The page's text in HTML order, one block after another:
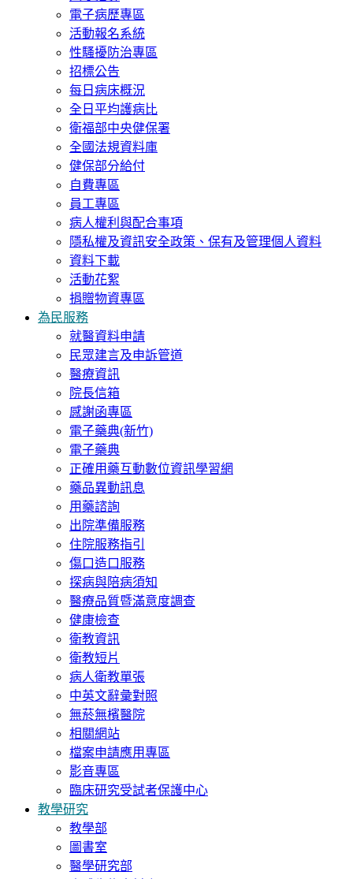
電子病歷專區
活動報名系統
性騷擾防治專區
招標公告
每日病床概況
全日平均護病比
衛福部中央健保署
全國法規資料庫
健保部分給付
自費專區
員工專區
病人權利與配合事項
隱私權及資訊安全政策、保有及管理個人資料
資料下載
活動花絮
捐贈物資專區
為民服務
就醫資料申請
民眾建言及申訴管道
醫療資訊
院長信箱
感謝函專區
電子藥典(新竹)
電子藥典
正確用藥互動數位資訊學習網
藥品異動訊息
用藥諮詢
出院準備服務
住院服務指引
傷口造口服務
探病與陪病須知
醫療品質暨滿意度調查
健康檢查
衛教資訊
衛教短片
病人衛教單張
中英文辭彙對照
無菸無檳醫院
相關網站
檔案申請應用專區
影音專區
臨床研究受試者保護中心
教學研究
教學部
圖書室
醫學研究部